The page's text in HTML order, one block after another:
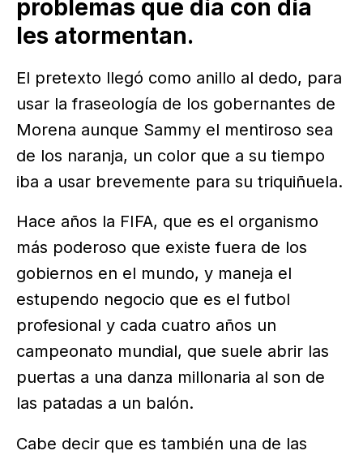
problemas que día con día
les atormentan.
El pretexto llegó como anillo al dedo, para
usar la fraseología de los gobernantes de
Morena aunque Sammy el mentiroso sea
de los naranja, un color que a su tiempo
iba a usar brevemente para su triquiñuela.
Hace años la FIFA, que es el organismo
más poderoso que existe fuera de los
gobiernos en el mundo, y maneja el
estupendo negocio que es el futbol
profesional y cada cuatro años un
campeonato mundial, que suele abrir las
puertas a una danza millonaria al son de
las patadas a un balón.
Cabe decir que es también una de las